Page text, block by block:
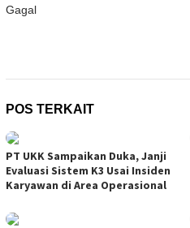
Gagal
POS TERKAIT
PT UKK Sampaikan Duka, Janji
Evaluasi Sistem K3 Usai Insiden
Karyawan di Area Operasional